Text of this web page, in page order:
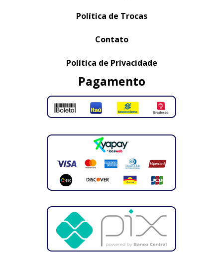
Política de Trocas
Contato
Política de Privacidade
Pagamento